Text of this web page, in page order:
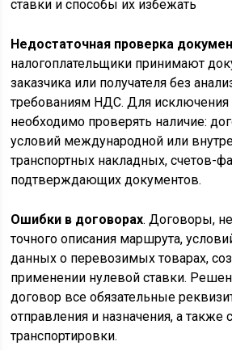
Недостаточная проверка
налогоплательщики принимают
заказчика или получателя без
требованиям НДС. Для
необходимо проверять наличие:
условий международной или
транспортных накладных, счетов-
подтверждающих документов.
Ошибки в договорах. Договоры,
точного описания маршрута,
данных о перевозимых товарах,
применении нулевой ставки.
договор все обязательные
отправления и назначения, а также
транспортировки.